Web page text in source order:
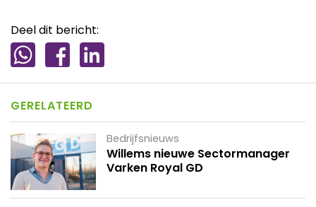
Deel dit bericht:
GERELATEERD
Bedrijfsnieuws
Willems nieuwe Sectormanager
Varken Royal GD